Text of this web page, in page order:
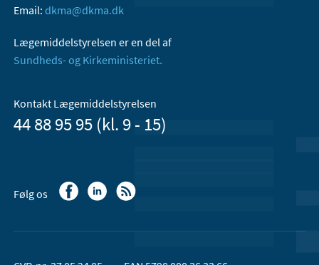
Email: dkma@dkma.dk
Lægemiddelstyrelsen er en del af
Sundheds- og Kirkeministeriet.
Kontakt Lægemiddelstyrelsen
44 88 95 95 (kl. 9 - 15)
Følg os